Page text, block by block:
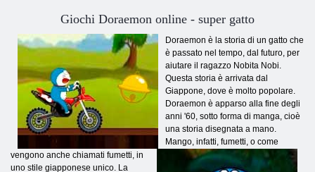
Giochi Doraemon online - super gatto
Doraemon è la storia di un gatto che
è passato nel tempo, dal futuro, per
aiutare il ragazzo Nobita Nobi.
Questa storia è arrivata dal
Giappone, dove è molto popolare.
Doraemon è apparso alla fine degli
anni '60, sotto forma di manga, cioè
una storia disegnata a mano.
Mango, infatti, fumetti, o come
vengono anche chiamati fumetti, in
uno stile giapponese unico. La